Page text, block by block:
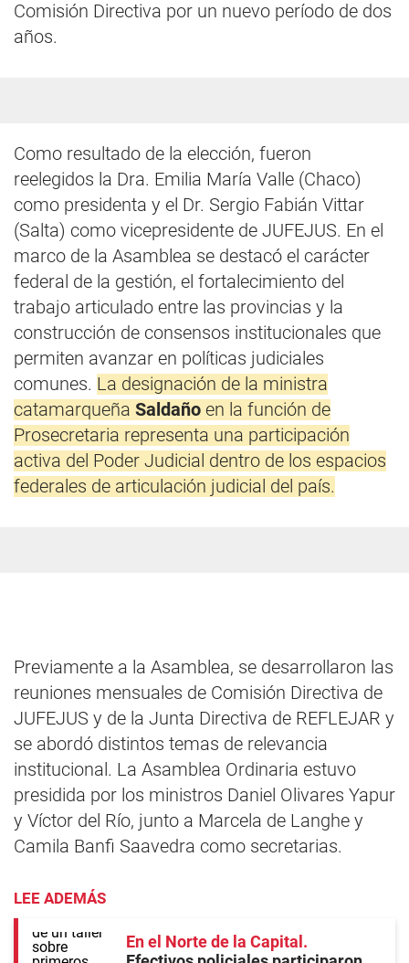
Comisión Directiva por un nuevo período de dos
años.
Como resultado de la elección, fueron
reelegidos la Dra. Emilia María Valle (Chaco)
como presidenta y el Dr. Sergio Fabián Vittar
(Salta) como vicepresidente de JUFEJUS. En el
marco de la Asamblea se destacó el carácter
federal de la gestión, el fortalecimiento del
trabajo articulado entre las provincias y la
construcción de consensos institucionales que
permiten avanzar en políticas judiciales
comunes. La designación de la ministra
catamarqueña Saldaño en la función de
Prosecretaria representa una participación
activa del Poder Judicial dentro de los espacios
federales de articulación judicial del país.
Previamente a la Asamblea, se desarrollaron las
reuniones mensuales de Comisión Directiva de
JUFEJUS y de la Junta Directiva de REFLEJAR y
se abordó distintos temas de relevancia
institucional. La Asamblea Ordinaria estuvo
presidida por los ministros Daniel Olivares Yapur
y Víctor del Río, junto a Marcela de Langhe y
Camila Banfi Saavedra como secretarias.
LEE ADEMÁS
En el Norte de la Capital